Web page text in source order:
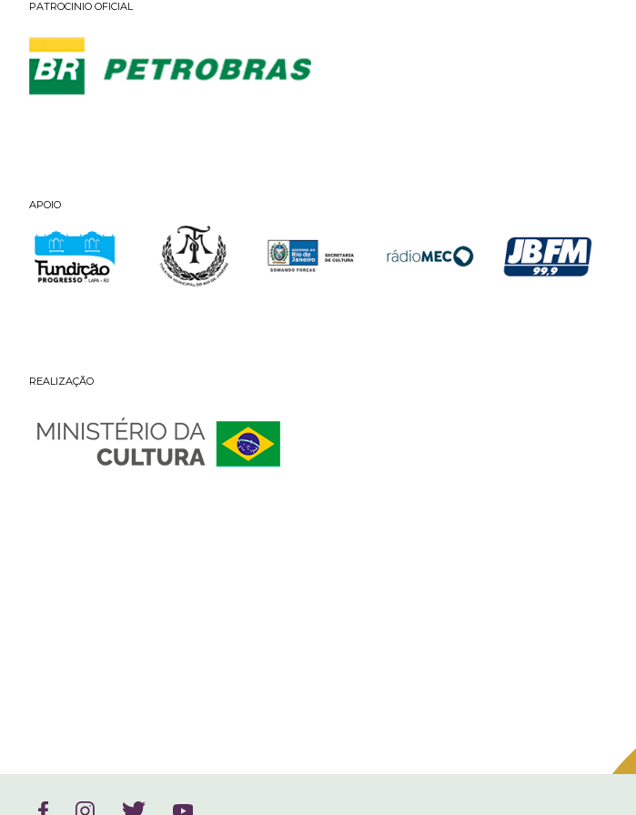
PATROCINIO OFICIAL
APOIO
REALIZAÇÃO